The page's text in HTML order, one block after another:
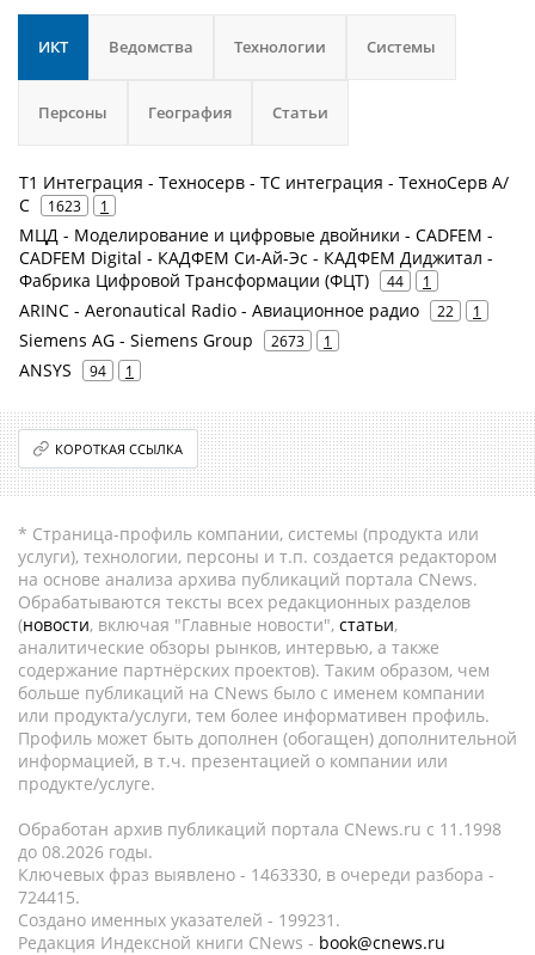
ИКТ Ведомства Технологии Системы
Персоны География Статьи
Т1 Интеграция - Техносерв - ТС интеграция - ТехноСерв А/
С
1623 1
МЦД - Моделирование и цифровые двойники - CADFEM -
CADFEM Digital - КАДФЕМ Си-Ай-Эс - КАДФЕМ Диджитал -
Фабрика Цифровой Трансформации (ФЦТ)
44 1
ARINC - Aeronautical Radio - Авиационное радио 22 1
Siemens AG - Siemens Group 2673 1
ANSYS 94 1
КОРОТКАЯ ССЫЛКА
* Страница-профиль компании, системы (продукта или
услуги), технологии, персоны и т.п. создается редактором
на основе анализа архива публикаций портала CNews.
Обрабатываются тексты всех редакционных разделов
(новости, включая "Главные новости", статьи,
аналитические обзоры рынков, интервью, а также
содержание партнёрских проектов). Таким образом, чем
больше публикаций на CNews было с именем компании
или продукта/услуги, тем более информативен профиль.
Профиль может быть дополнен (обогащен) дополнительной
информацией, в т.ч. презентацией о компании или
продукте/услуге.
Обработан архив публикаций портала CNews.ru c 11.1998
до 08.2026 годы.
Ключевых фраз выявлено - 1463330, в очереди разбора -
724415.
Создано именных указателей - 199231.
Редакция Индексной книги CNews - book@cnews.ru